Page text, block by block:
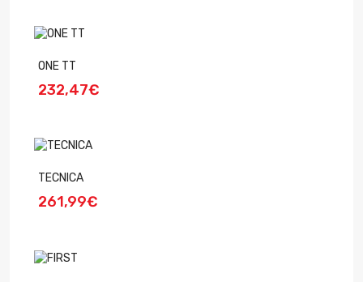
ONE TT
232,47€
TECNICA
261,99€